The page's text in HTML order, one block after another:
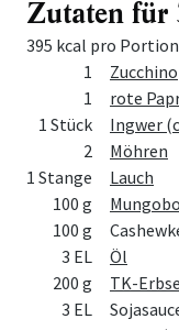
Zutaten für
395 kcal pro Portion
Zutat
1
Zucchino
1
rote
1 Stück
Ingwer
2
Möhren
1 Stange
Lauch
100 g
100 g
3 EL
Öl
200 g
TK-
3 EL